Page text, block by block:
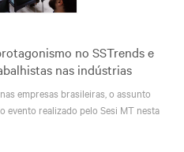
no SSTrends e
nas indústrias
empresas brasileiras, o assunto
evento realizado pelo Sesi MT nesta